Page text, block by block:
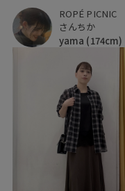
ROPÉ PICNIC
さんちか
yama (174cm)